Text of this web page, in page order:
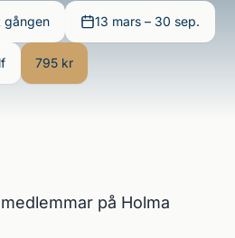
gången 13 mars – 30 sep.
795 kr
på Holma